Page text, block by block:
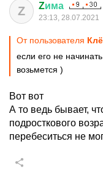
Z Zима
23:13, 28.07.2021
От пользователя
если его не
возьмется )
Вот вот
А то ведь бывает,
подросткового
перебеситься не